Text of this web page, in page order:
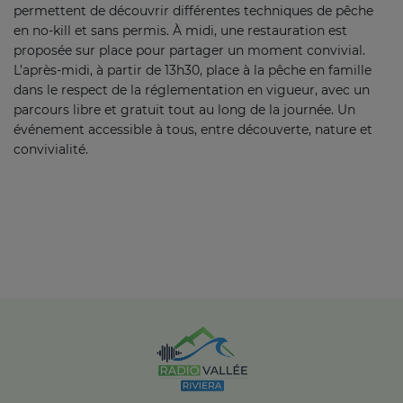
permettent de découvrir différentes techniques de pêche
en no-kill et sans permis. À midi, une restauration est
proposée sur place pour partager un moment convivial.
L’après-midi, à partir de 13h30, place à la pêche en famille
dans le respect de la réglementation en vigueur, avec un
parcours libre et gratuit tout au long de la journée. Un
événement accessible à tous, entre découverte, nature et
convivialité.